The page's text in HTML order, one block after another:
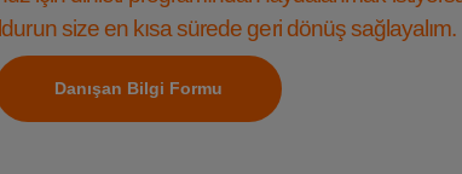
size en kısa sürede geri dönüş sağlayalım.
Danışan Bilgi Formu